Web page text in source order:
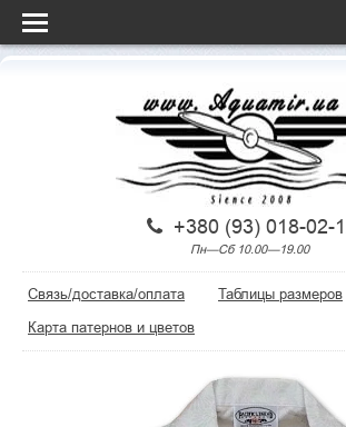
+380 (93) 018-02-
Пн—Сб 10.00—19.00
Связь/доставка/оплата
Таблицы размеров
Карта патернов и цветов